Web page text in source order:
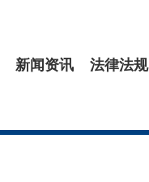
新闻资讯 法律法规